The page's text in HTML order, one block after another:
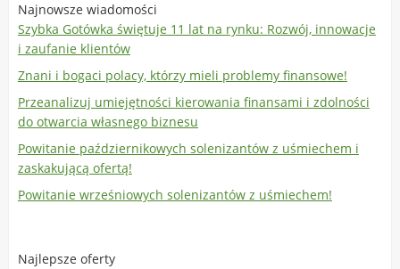
Najnowsze wiadomości
Szybka Gotówka świętuje 11 lat na rynku: Rozwój, innowacje
i zaufanie klientów
Znani i bogaci polacy, którzy mieli problemy finansowe!
Przeanalizuj umiejętności kierowania finansami i zdolności
do otwarcia własnego biznesu
Powitanie październikowych solenizantów z uśmiechem i
zaskakującą ofertą!
Powitanie wrześniowych solenizantów z uśmiechem!
Najlepsze oferty